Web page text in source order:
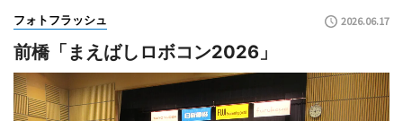
フォトフラッシュ 2026.06.17
前橋「まえばしロボコン2026」